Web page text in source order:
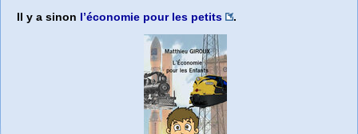
Il y a sinon l’économie pour les petits .